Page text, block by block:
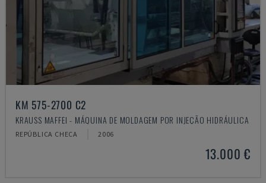
KM 575-2700 C2
KRAUSS MAFFEI - MÁQUINA DE MOLDAGEM POR INJEÇÃO HIDRÁULICA
REPÚBLICA CHECA 2006
13.000 €